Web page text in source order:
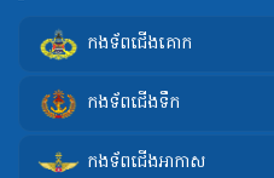
កងទ័ពជើងគោក
កងទ័ពជើងទឹក
កងទ័ពជើងអាកាស